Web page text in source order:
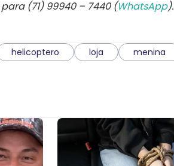
(71) 99940 – 7440 (WhatsApp).
helicoptero loja
menina